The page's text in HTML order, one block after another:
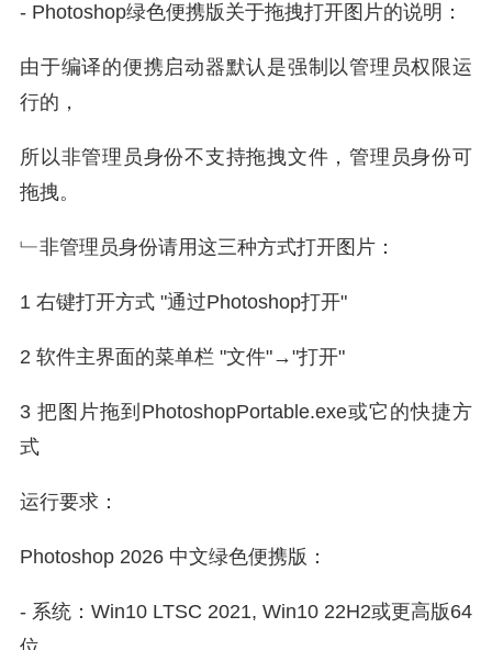
- Photoshop绿色便携版关于拖拽打开图片的说明：
由于编译的便携启动器默认是强制以管理员权限运
行的，
所以非管理员身份不支持拖拽文件，管理员身份可
拖拽。
﹂非管理员身份请用这三种方式打开图片：
1 右键打开方式 "通过Photoshop打开"
2 软件主界面的菜单栏 "文件"→"打开"
3 把图片拖到PhotoshopPortable.exe或它的快捷方
式
运行要求：
Photoshop 2026 中文绿色便携版：
- 系统：Win10 LTSC 2021, Win10 22H2或更高版64